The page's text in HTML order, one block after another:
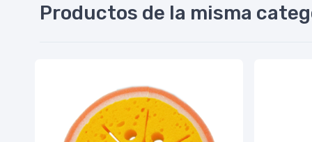
Productos de la misma